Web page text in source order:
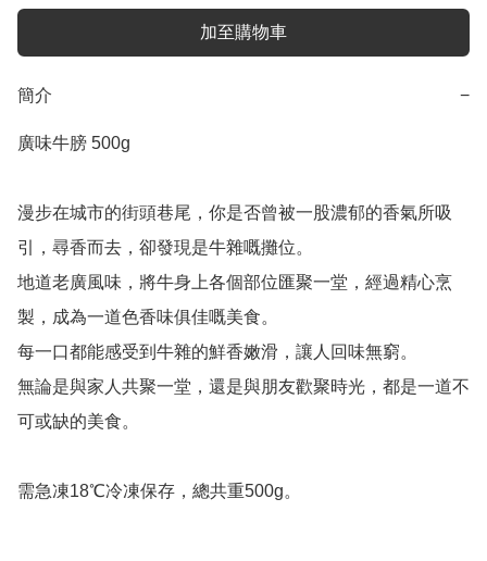
加至購物車
簡介 −
廣味牛膀 500g
漫步在城市的街頭巷尾，你是否曾被一股濃郁的香氣所吸
引，尋香而去，卻發現是牛雜嘅攤位。
地道老廣風味，將牛身上各個部位匯聚一堂，經過精心烹
製，成為一道色香味俱佳嘅美食。
每一口都能感受到牛雜的鮮香嫩滑，讓人回味無窮。
無論是與家人共聚一堂，還是與朋友歡聚時光，都是一道不
可或缺的美食。
需急凍18℃冷凍保存，總共重500g。